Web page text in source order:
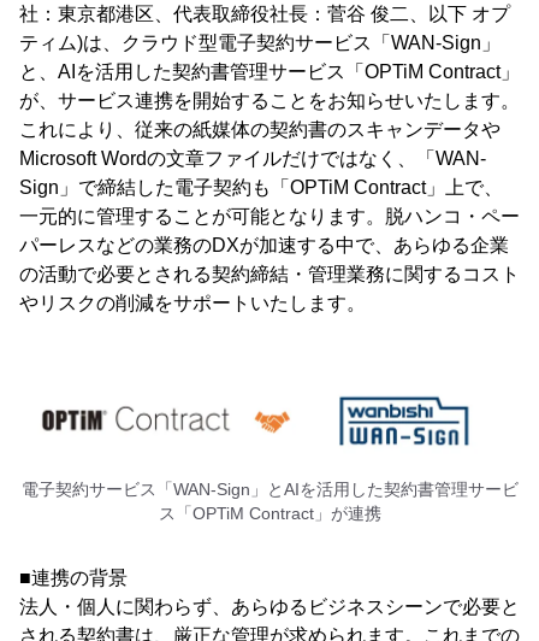
社：東京都港区、代表取締役社長：菅谷 俊二、以下 オプ
ティム)は、クラウド型電子契約サービス「WAN-Sign」
と、AIを活用した契約書管理サービス「OPTiM Contract」
が、サービス連携を開始することをお知らせいたします。
これにより、従来の紙媒体の契約書のスキャンデータや
Microsoft Wordの文章ファイルだけではなく、「WAN-
Sign」で締結した電子契約も「OPTiM Contract」上で、
一元的に管理することが可能となります。脱ハンコ・ペー
パーレスなどの業務のDXが加速する中で、あらゆる企業
の活動で必要とされる契約締結・管理業務に関するコスト
やリスクの削減をサポートいたします。
電子契約サービス「WAN-Sign」とAIを活用した契約書管理サービ
ス「OPTiM Contract」が連携
■連携の背景
法人・個人に関わらず、あらゆるビジネスシーンで必要と
される契約書は、厳正な管理が求められます。これまでの